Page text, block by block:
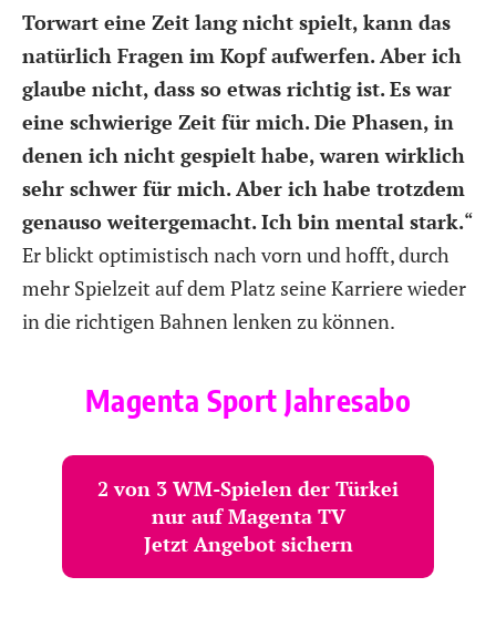
Torwart eine Zeit lang nicht spielt, kann das
natürlich Fragen im Kopf aufwerfen. Aber ich
glaube nicht, dass so etwas richtig ist. Es war
eine schwierige Zeit für mich. Die Phasen, in
denen ich nicht gespielt habe, waren wirklich
sehr schwer für mich. Aber ich habe trotzdem
genauso weitergemacht. Ich bin mental stark.“
Er blickt optimistisch nach vorn und hofft, durch
mehr Spielzeit auf dem Platz seine Karriere wieder
in die richtigen Bahnen lenken zu können.
Magenta Sport Jahresabo
2 von 3 WM-Spielen der Türkei
nur auf Magenta TV
Jetzt Angebot sichern